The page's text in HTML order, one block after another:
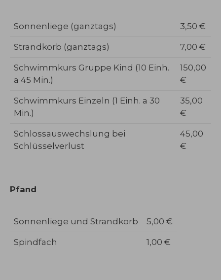
Sonnenliege (ganztags) 3,50 €
Strandkorb (ganztags) 7,00 €
Schwimmkurs Gruppe Kind (10 Einh.
a 45 Min.)
150,00
€
Schwimmkurs Einzeln (1 Einh. a 30
Min.)
35,00
€
Schlossauswechslung bei
Schlüsselverlust
45,00
€
Pfand
Sonnenliege und Strandkorb 5,00 €
Spindfach 1,00 €